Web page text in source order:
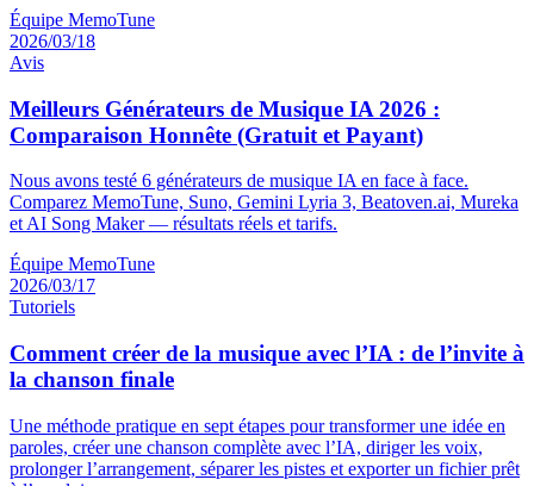
Équipe MemoTune
2026/03/18
Avis
Meilleurs Générateurs de Musique IA 2026 :
Comparaison Honnête (Gratuit et Payant)
Nous avons testé 6 générateurs de musique IA en face à face.
Comparez MemoTune, Suno, Gemini Lyria 3, Beatoven.ai, Mureka
et AI Song Maker — résultats réels et tarifs.
Équipe MemoTune
2026/03/17
Tutoriels
Comment créer de la musique avec l’IA : de l’invite à
la chanson finale
Une méthode pratique en sept étapes pour transformer une idée en
paroles, créer une chanson complète avec l’IA, diriger les voix,
prolonger l’arrangement, séparer les pistes et exporter un fichier prêt